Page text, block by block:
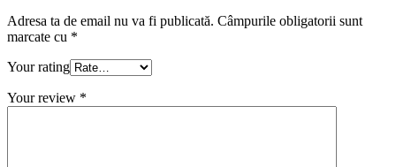
Adresa ta de email nu va fi publicată. Câmpurile obligatorii sunt
marcate cu *
Your rating
Your review *